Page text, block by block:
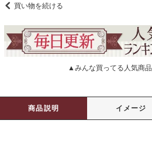
買い物を続ける
▲みんな買ってる人気商
商品説明 イメージ